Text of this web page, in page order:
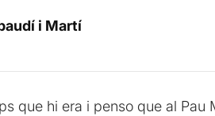
i Martí
que hi era i penso que al